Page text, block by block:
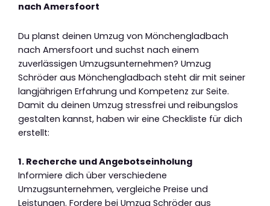
nach Amersfoort
Du planst deinen Umzug von Mönchengladbach
nach Amersfoort und suchst nach einem
zuverlässigen Umzugsunternehmen? Umzug
Schröder aus Mönchengladbach steht dir mit seiner
langjährigen Erfahrung und Kompetenz zur Seite.
Damit du deinen Umzug stressfrei und reibungslos
gestalten kannst, haben wir eine Checkliste für dich
erstellt:
1. Recherche und Angebotseinholung
Informiere dich über verschiedene
Umzugsunternehmen, vergleiche Preise und
Leistungen. Fordere bei Umzug Schröder aus